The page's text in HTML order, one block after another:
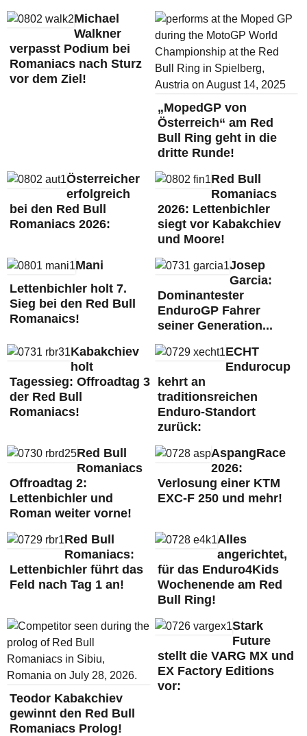
Michael
Walkner
verpasst Podium bei
Romaniacs nach Sturz
vor dem Ziel!
„MopedGP von
Österreich“ am Red
Bull Ring geht in die
dritte Runde!
Österreicher
erfolgreich
bei den Red Bull
Romaniacs 2026:
Red Bull
Romaniacs
2026: Lettenbichler
siegt vor Kabakchiev
und Moore!
Mani
Lettenbichler holt 7.
Sieg bei den Red Bull
Romanaics!
Josep
Garcia:
Dominantester
EnduroGP Fahrer
seiner Generation...
Kabakchiev
holt
Tagessieg: Offroadtag 3
der Red Bull
Romaniacs!
ECHT
Endurocup
kehrt an
traditionsreichen
Enduro-Standort
zurück:
Red Bull
Romaniacs
Offroadtag 2:
Lettenbichler und
Roman weiter vorne!
AspangRace
2026:
Verlosung einer KTM
EXC-F 250 und mehr!
Red Bull
Romaniacs:
Lettenbichler führt das
Feld nach Tag 1 an!
Alles
angerichtet,
für das Enduro4Kids
Wochenende am Red
Bull Ring!
Teodor Kabakchiev
gewinnt den Red Bull
Romaniacs Prolog!
Stark
Future
stellt die VARG MX und
EX Factory Editions
vor: